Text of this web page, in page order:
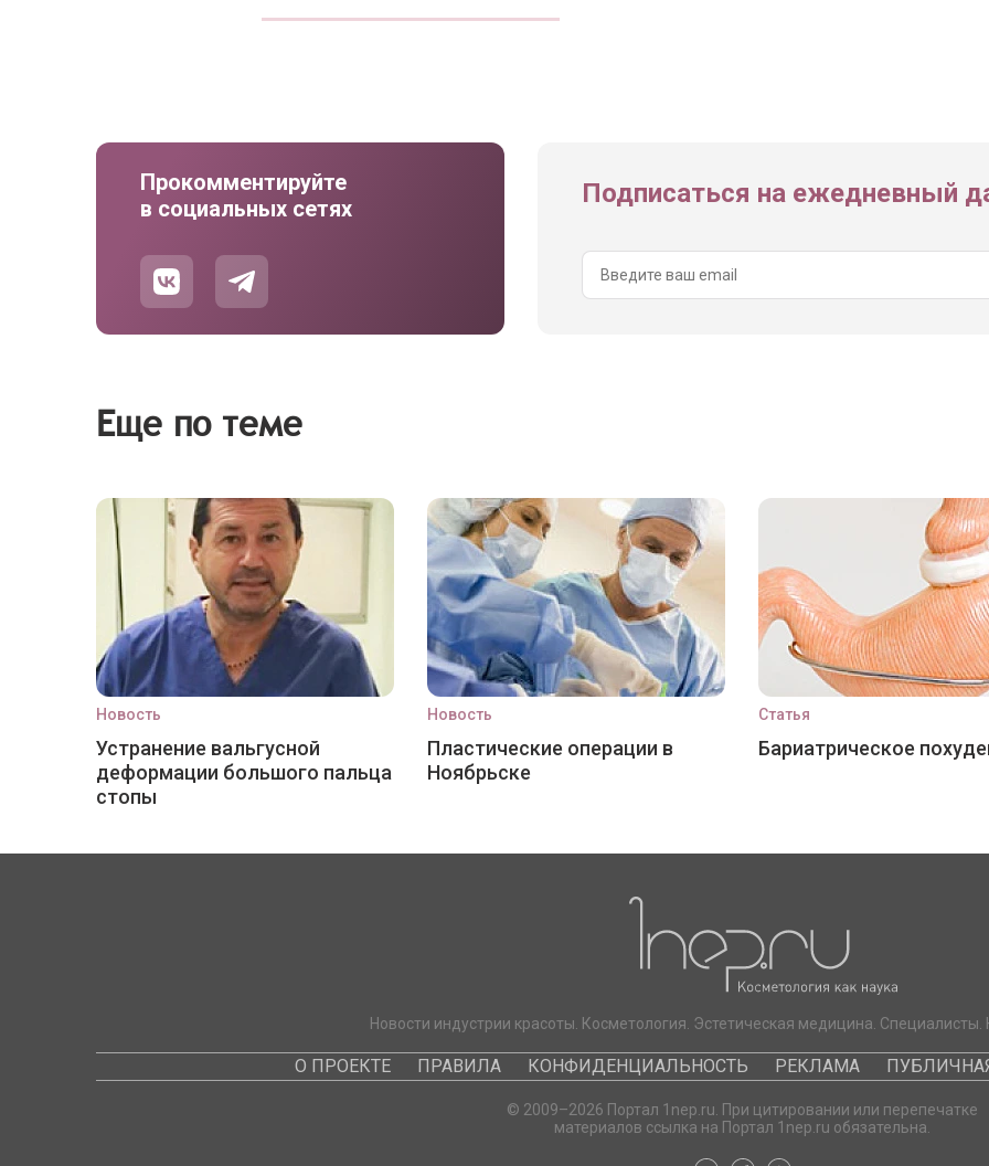
Прокомментируйте
в социальных сетях
Подписаться на ежедневный
Еще по теме
Новость
Устранение вальгусной
деформации большого пальца
стопы
Новость
Пластические операции в
Ноябрьске
Статья
Бариатрическое
Новости индустрии красоты. Косметология. Эстетическая медицина. Специалисты.
О ПРОЕКТЕ ПРАВИЛА КОНФИДЕНЦИАЛЬНОСТЬ РЕКЛАМА
© 2009–2026 Портал 1nep.ru. При цитировании или перепечатке
материалов ссылка на Портал 1nep.ru обязательна.